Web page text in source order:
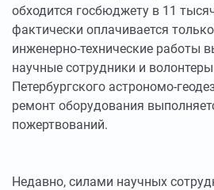
обходится госбюджету в 11
фактически оплачивается
инженерно-технические работы
научные сотрудники и
Петербургского астрономо-
ремонт оборудования
пожертвований.
Недавно, силами научных